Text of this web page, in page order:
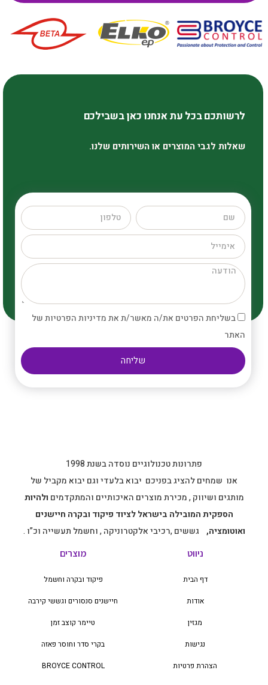
לרשותכם בכל עת אנחנו כאן בשבילכם
שאלות לגבי המוצרים או השירותים שלנו.
בשליחת הפרטים את/ה מאשר/ת את מדיניות הפרטיות של
האתר
שליחה
פתרונות טכנולוגיים נוסדה בשנת 1998
אנו שמחים להציג בפניכם יבוא בלעדי וגם יבוא מקביל של
מותגים ושיווק , מכירת מוצרים האיכותיים והמתקדמים ולהיות
הספקית המובילה בישראל לציוד פיקוד ובקרה חיישנים
ואוטומציה,
גששים ,רכיבי אלקטרוניקה , וחשמל תעשייה וכ”ו .
ניווט
דף הבית
אודות
מגזין
נגישות
הצהרת פרטיות
מוצרים
פיקוד ובקרה וחשמל
חיישנים סנסורים וגששי קירבה
טיימר קוצב זמן
בקרי סדר וחוסר פאזה
BROYCE CONTROL